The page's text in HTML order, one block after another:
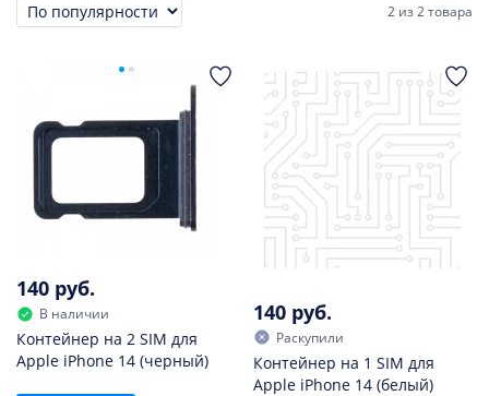
Сортировка 2 из2 товара
140 руб.
В наличии
Контейнер на 2 SIM для
Apple iPhone 14 (черный)
140 руб.
Раскупили
Контейнер на 1 SIM для
Apple iPhone 14 (белый)